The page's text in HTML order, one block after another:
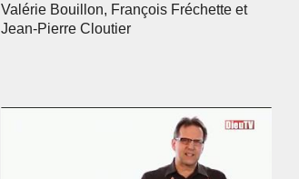
Valérie Bouillon, François Fréchette et
Jean-Pierre Cloutier